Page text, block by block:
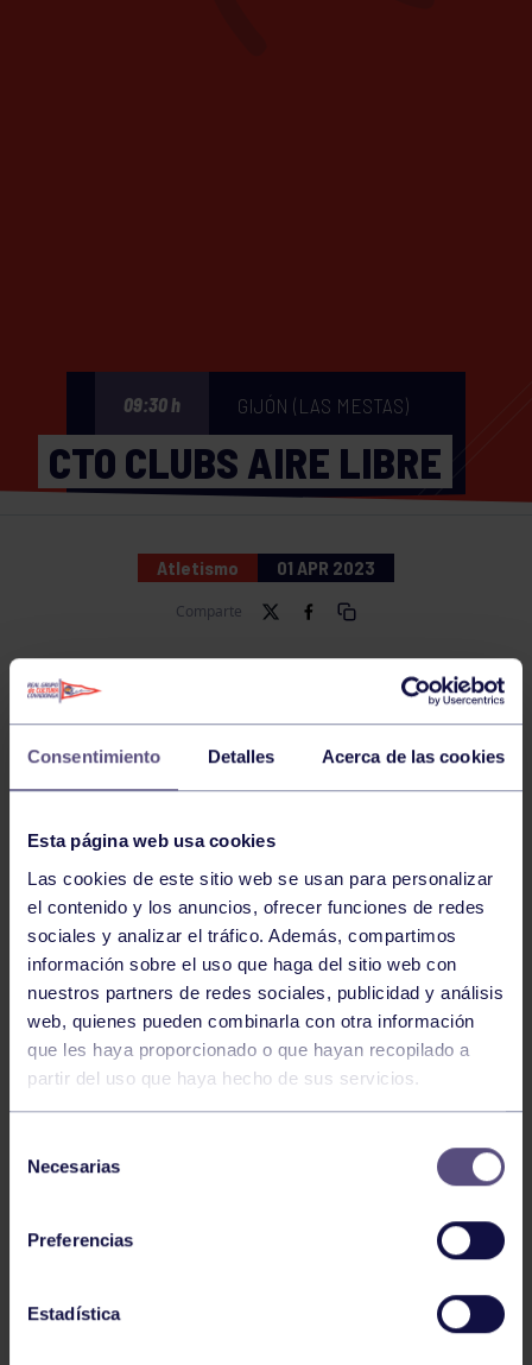
Consentimiento Detalles Acerca de las cookies
Esta página web usa cookies
Las cookies de este sitio web se usan para personalizar
el contenido y los anuncios, ofrecer funciones de redes
sociales y analizar el tráfico. Además, compartimos
información sobre el uso que haga del sitio web con
nuestros partners de redes sociales, publicidad y análisis
web, quienes pueden combinarla con otra información
que les haya proporcionado o que hayan recopilado a
partir del uso que haya hecho de sus servicios.
Necesarias
Preferencias
Estadística
09:30 h GIJÓN (LAS MESTAS)
CTO CLUBS AIRE LIBRE
Atletismo 01 APR 2023
Comparte
NOTICIAS RELACIONADAS
Atletismo 22 Jun 2026
CAMPEONATO DE ASTURIAS SUB23 Y
ABSOLUTO
CAMPEONATO DE ASTURIAS SUB14 Y